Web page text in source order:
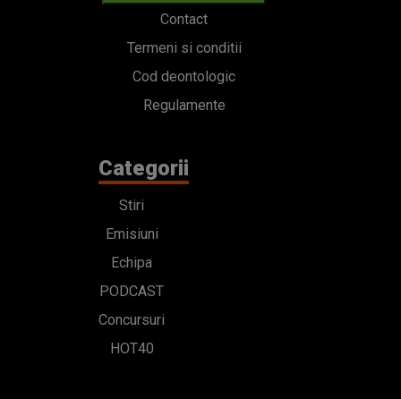
Contact
Termeni si conditii
Cod deontologic
Regulamente
Categorii
Stiri
Emisiuni
Echipa
PODCAST
Concursuri
HOT40